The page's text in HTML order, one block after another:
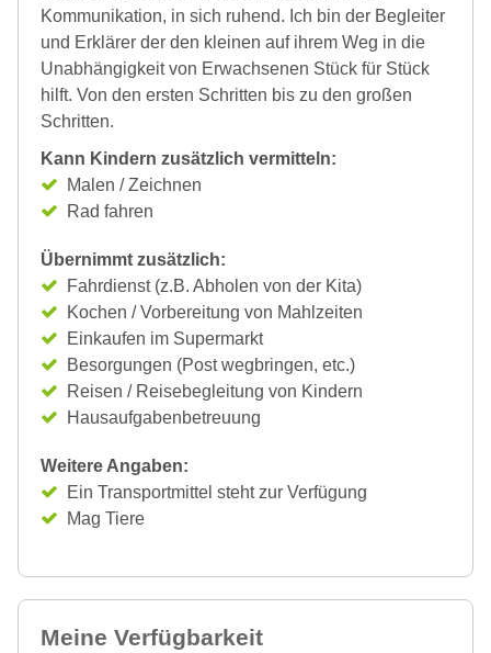
Kommunikation, in sich ruhend. Ich bin der Begleiter
und Erklärer der den kleinen auf ihrem Weg in die
Unabhängigkeit von Erwachsenen Stück für Stück
hilft. Von den ersten Schritten bis zu den großen
Schritten.
Kann Kindern zusätzlich vermitteln:
Malen / Zeichnen
Rad fahren
Übernimmt zusätzlich:
Fahrdienst (z.B. Abholen von der Kita)
Kochen / Vorbereitung von Mahlzeiten
Einkaufen im Supermarkt
Besorgungen (Post wegbringen, etc.)
Reisen / Reisebegleitung von Kindern
Hausaufgabenbetreuung
Weitere Angaben:
Ein Transportmittel steht zur Verfügung
Mag Tiere
Meine Verfügbarkeit